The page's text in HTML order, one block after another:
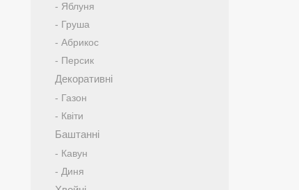
- Яблуня
- Груша
- Абрикос
- Персик
Декоративні
- Газон
- Квіти
Баштанні
- Кавун
- Диня